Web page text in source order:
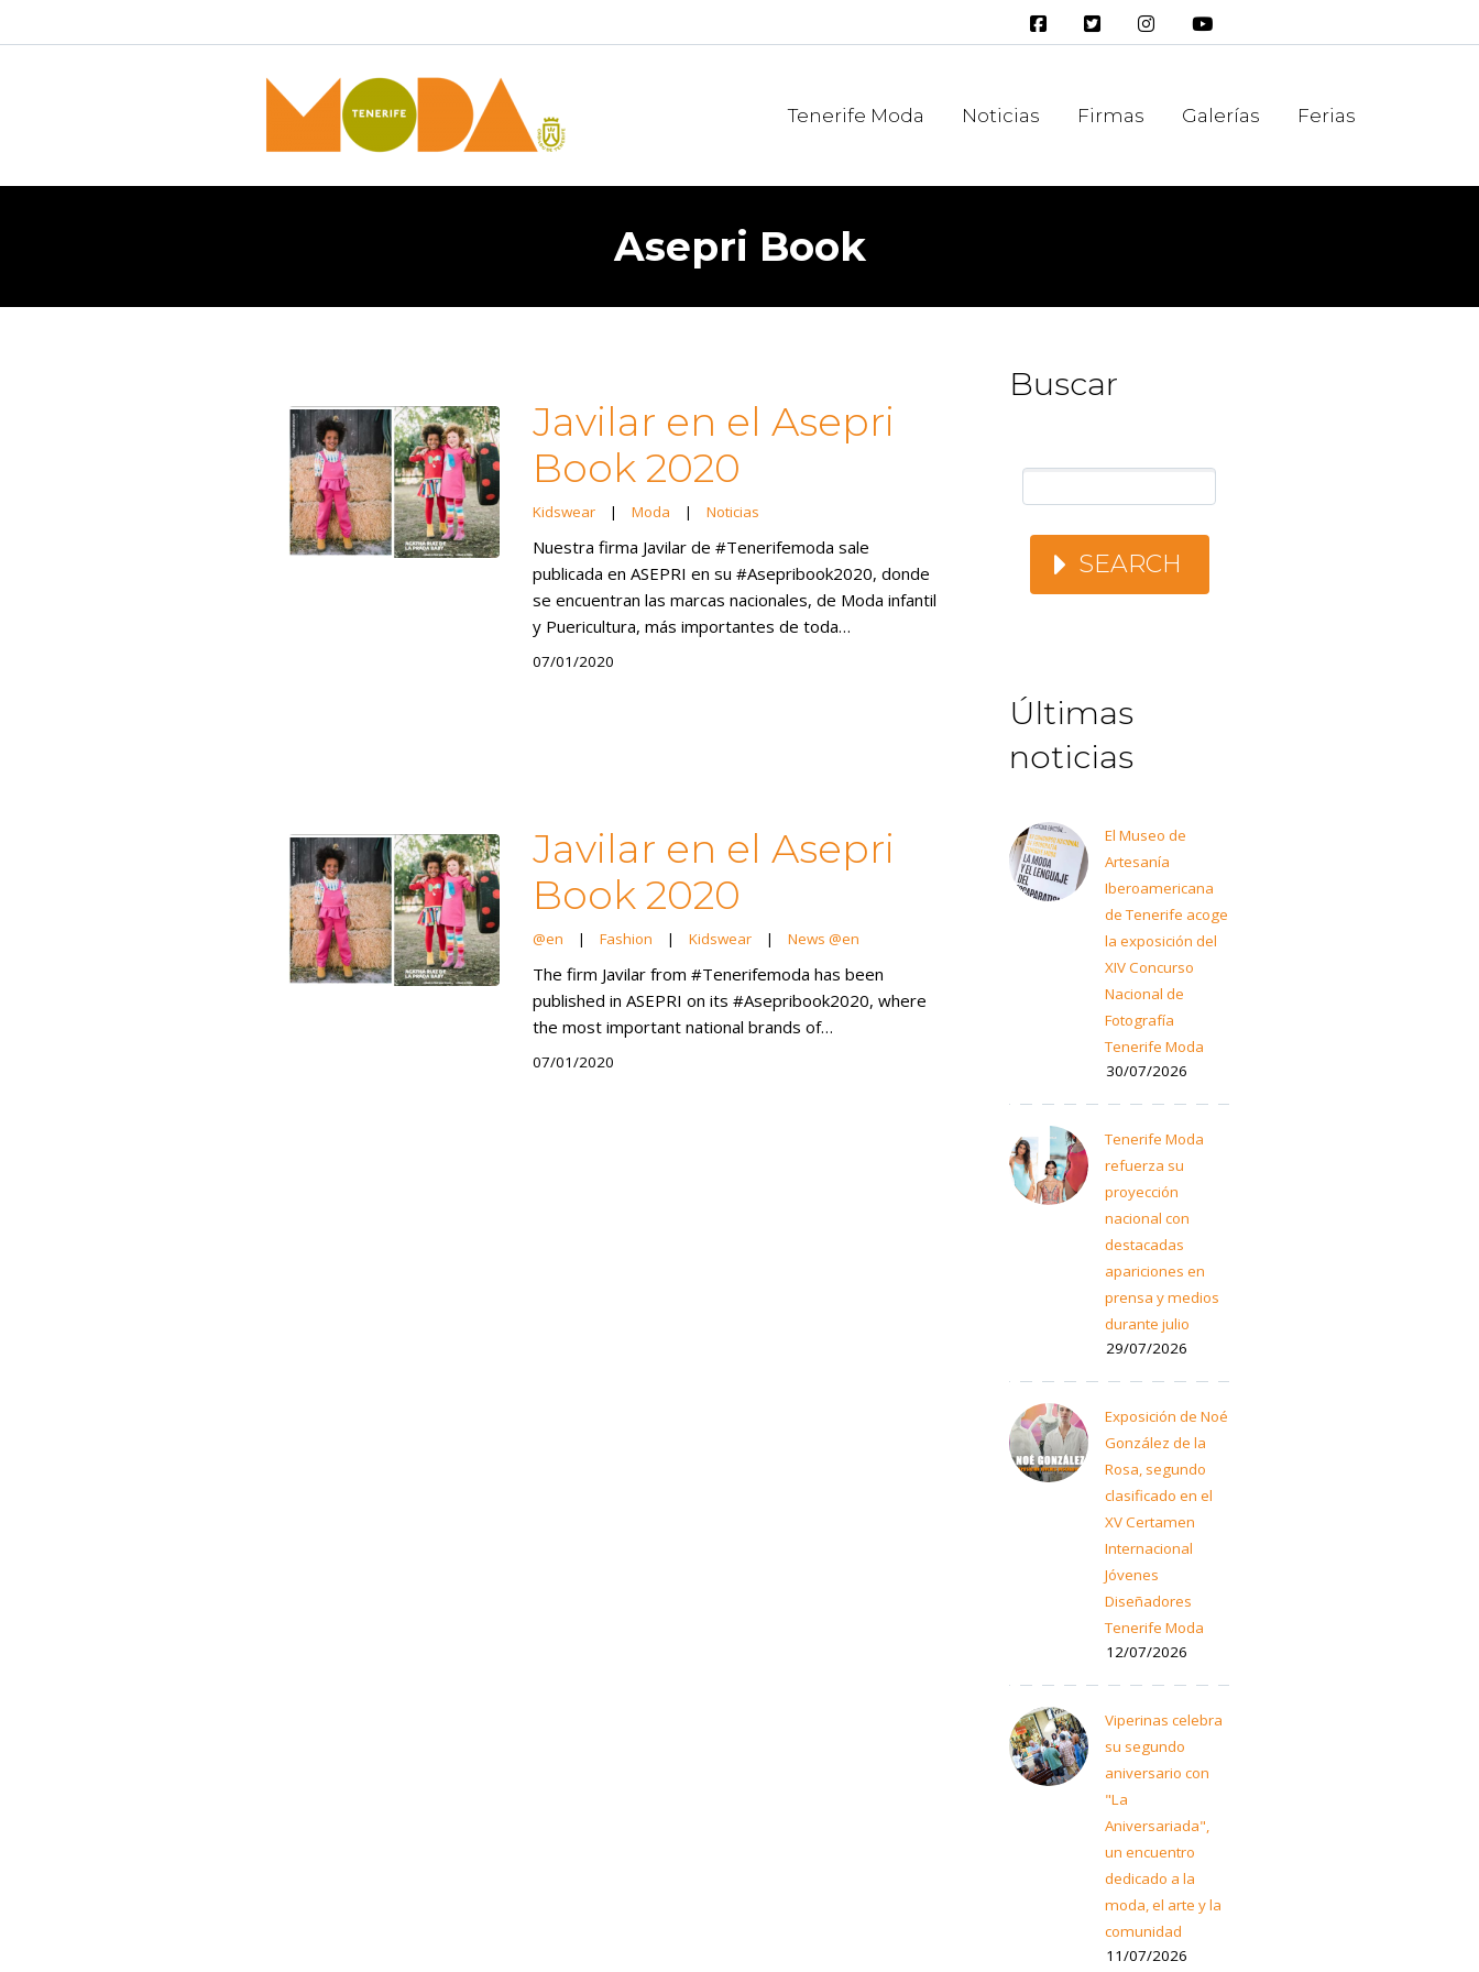
Tenerife Moda Noticias Firmas Galerías Ferias
Asepri Book
Javilar en el Asepri
Book 2020
Kidswear | Moda | Noticias
Nuestra firma Javilar de #Tenerifemoda sale
publicada en ASEPRI en su #Asepribook2020, donde
se encuentran las marcas nacionales, de Moda infantil
y Puericultura, más importantes de toda…
07/01/2020
Javilar en el Asepri
Book 2020
@en | Fashion | Kidswear | News @en
The firm Javilar from #Tenerifemoda has been
published in ASEPRI on its #Asepribook2020, where
the most important national brands of…
07/01/2020
Buscar
SEARCH
Últimas
noticias
El Museo de
Artesanía
Iberoamericana
de Tenerife acoge
la exposición del
XIV Concurso
Nacional de
Fotografía
Tenerife Moda
30/07/2026
Tenerife Moda
refuerza su
proyección
nacional con
destacadas
apariciones en
prensa y medios
durante julio
29/07/2026
Exposición de Noé
González de la
Rosa, segundo
clasificado en el
XV Certamen
Internacional
Jóvenes
Diseñadores
Tenerife Moda
12/07/2026
Viperinas celebra
su segundo
aniversario con
"La
Aniversariada",
un encuentro
dedicado a la
moda, el arte y la
comunidad
11/07/2026